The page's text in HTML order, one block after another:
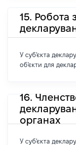
15. Робота
У суб'єкта
об'єкти для
16.
органах
У суб'єкта